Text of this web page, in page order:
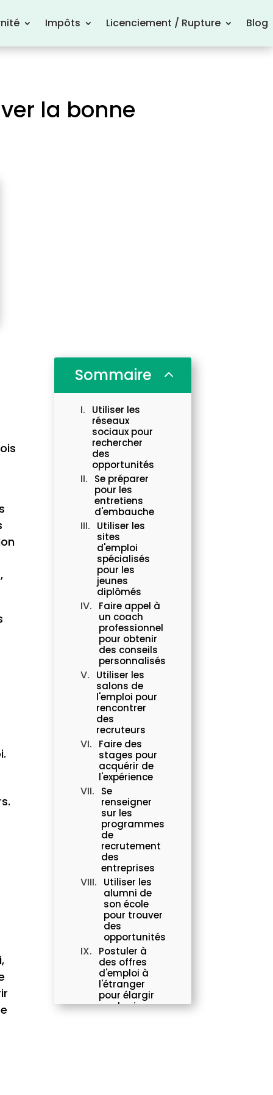
Impôts Licenciement / Rupture Blog
la bonne
Sommaire 2
Utiliser les
réseaux
sociaux pour
rechercher
des
opportunités
Se préparer
pour les
entretiens
d'embauche
Utiliser les
sites
d'emploi
spécialisés
pour les
jeunes
diplômés
Faire appel à
un coach
professionnel
pour obtenir
des conseils
personnalisés
Utiliser les
salons de
l'emploi pour
rencontrer
des
recruteurs
Faire des
stages pour
acquérir de
l'expérience
Se
renseigner
sur les
programmes
de
recrutement
des
entreprises
Utiliser les
alumni de
son école
pour trouver
des
opportunités
Postuler à
des offres
d'emploi à
l'étranger
pour élargir
ses horizons